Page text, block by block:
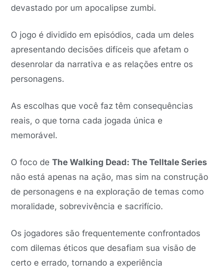
devastado por um apocalipse zumbi.
O jogo é dividido em episódios, cada um deles
apresentando decisões difíceis que afetam o
desenrolar da narrativa e as relações entre os
personagens.
As escolhas que você faz têm consequências
reais, o que torna cada jogada única e
memorável.
O foco deThe Walking Dead: The Telltale Series
não está apenas na ação, mas sim na construção
de personagens e na exploração de temas como
moralidade, sobrevivência e sacrifício.
Os jogadores são frequentemente confrontados
com dilemas éticos que desafiam sua visão de
certo e errado, tornando a experiência